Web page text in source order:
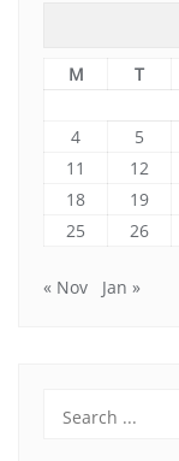
M T
4
5
11
12
18
19
25
26
« Nov Jan »